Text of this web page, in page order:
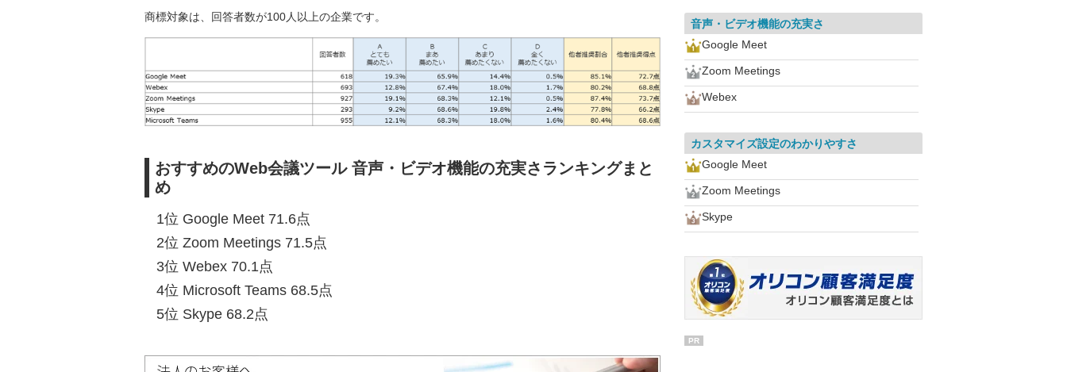
商標対象は、回答者数が100人以上の企業です。
おすすめのWeb会議ツール 音声・ビデオ機能の充実さランキングまと
め
1位 Google Meet 71.6点
2位 Zoom Meetings 71.5点
3位 Webex 70.1点
4位 Microsoft Teams 68.5点
5位 Skype 68.2点
音声・ビデオ機能の充実さ
Google Meet
Zoom Meetings
Webex
カスタマイズ設定のわかりやすさ
Google Meet
Zoom Meetings
Skype
PR